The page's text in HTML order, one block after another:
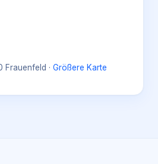
Frauenfeld · Größere Karte